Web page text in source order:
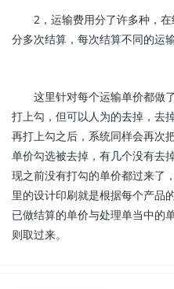
2，运输费用分了许多种，
分多次结算，每次结算不同的运
这里针对每个运输单价都做
打上勾，但可以人为的去掉，去
再打上勾之后，系统同样会再次
单价勾选被去掉，有几个没有去
现之前没有打勾的单价都过来了
里的设计印刷就是根据每个产品
已做结算的单价与处理单当中的
则取过来。